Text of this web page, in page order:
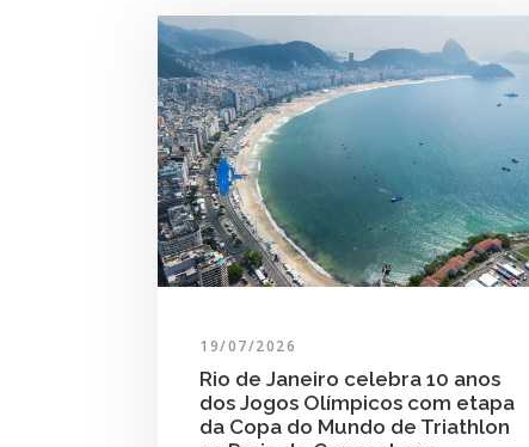
19/07/2026
Rio de Janeiro celebra 10 anos
dos Jogos Olímpicos com etapa
da Copa do Mundo de Triathlon